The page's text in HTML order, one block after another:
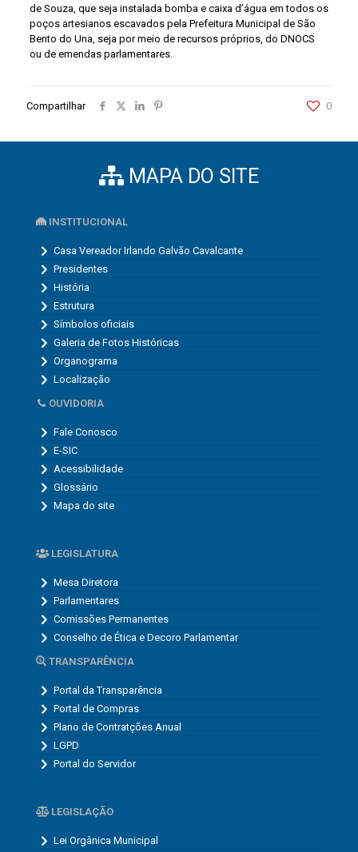
de Souza, que seja instalada bomba e caixa d’água em todos os
poços artesianos escavados pela Prefeitura Municipal de São
Bento do Una, seja por meio de recursos próprios, do DNOCS
ou de emendas parlamentares.
Compartilhar 0
MAPA DO SITE
INSTITUCIONAL
Casa Vereador Irlando Galvão Cavalcante
Presidentes
História
Estrutura
Símbolos oficiais
Galeria de Fotos Históricas
Organograma
Localização
OUVIDORIA
Fale Conosco
E-SIC
Acessibilidade
Glossário
Mapa do site
LEGISLATURA
Mesa Diretora
Parlamentares
Comissões Permanentes
Conselho de Ética e Decoro Parlamentar
TRANSPARÊNCIA
Portal da Transparência
Portal de Compras
Plano de Contratções Anual
LGPD
Portal do Servidor
LEGISLAÇÃO
Lei Orgânica Municipal